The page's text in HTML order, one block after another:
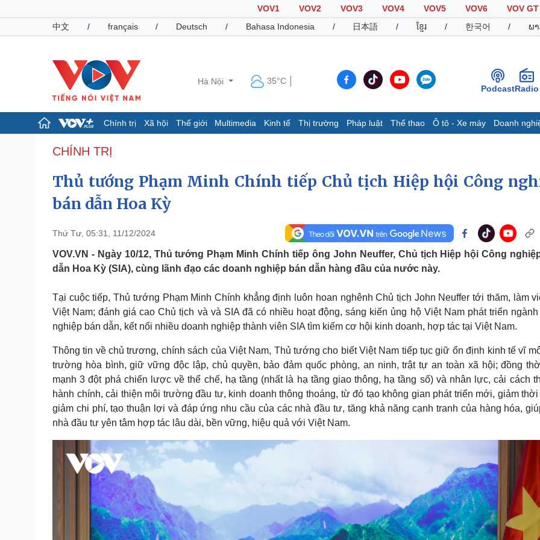
VOV1 VOV2 VOV3 VOV4 VOV5 VOV6
VOV GT
中文
/ français / Deutsch / Bahasa Indonesia / 日本語 / ខ្មែរ / 한국어 / ພ
Hà Nội 35°C
PodcastRadio
Chính trị Xã hội Thế giới Multimedia Kinh tế Thị trường Pháp luật Thể thao Ô tô - Xe máy Doanh
Chính trị
Tổ chức nhân sự
Quốc hội
Nhận diện sự thật
Dự báo thời tiết
Giáo dục
Cuộc sống đó đây
Hồ sơ
Ảnh
E-Magazine
Pháp luật
Vụ án
Quân sự - Quốc phòng
Vũ khí
Việt Nam
Thể thao
Bóng đá
Lịch thi đấu bóng đá
eSports
Hậu trường
Ô tô - Xe máy
Ô tô
Xe máy
Dinh dưỡng - món ngon
Cây thuốc
Sản phụ khoa
Nhi khoa
Nam khoa
Làm đẹp - giảm cân
Phòng mạch online
Ăn sạch sống khỏe
Nhà đẹp
Blog
Tình yêu - Gia đình
Sân khấu - Điện ảnh
Văn học
Âm nhạc
Di sản
Nghệ sĩ
Thời trang
Sao Việt
Cải chính
CHÍNH TRỊ
Thủ tướng Phạm Minh Chính tiếp Chủ tịch Hiệp hội Công
bán dẫn Hoa Kỳ
Thứ Tư, 05:31, 11/12/2024
VOV.VN - Ngày 10/12, Thủ tướng Phạm Minh Chính tiếp ông John Neuffer, Chủ tịch Hiệp hội Công
dẫn Hoa Kỳ (SIA), cùng lãnh đạo các doanh nghiệp bán dẫn hàng đầu của nước này.
Tại cuộc tiếp, Thủ tướng Phạm Minh Chính khẳng định luôn hoan nghênh Chủ tịch John Neuffer tới thăm, làm
Việt Nam; đánh giá cao Chủ tịch và và SIA đã có nhiều hoạt động, sáng kiến ủng hộ Việt Nam phát triển ngành
nghiệp bán dẫn, kết nối nhiều doanh nghiệp thành viên SIA tìm kiếm cơ hội kinh doanh, hợp tác tại Việt Nam.
Thông tin về chủ trương, chính sách của Việt Nam, Thủ tướng cho biết Việt Nam tiếp tục giữ ổn định kinh tế vĩ
trường hòa bình, giữ vững độc lập, chủ quyền, bảo đảm quốc phòng, an ninh, trật tự an toàn xã hội; đồng
mạnh 3 đột phá chiến lược về thể chế, hạ tầng (nhất là hạ tầng giao thông, hạ tầng số) và nhân lực, cải cách
hành chính, cải thiện môi trường đầu tư, kinh doanh thông thoáng, từ đó tạo không gian phát triển mới, giảm thời
giảm chi phí, tạo thuận lợi và đáp ứng nhu cầu của các nhà đầu tư, tăng khả năng cạnh tranh của hàng hóa,
nhà đầu tư yên tâm hợp tác lâu dài, bền vững, hiệu quả với Việt Nam.